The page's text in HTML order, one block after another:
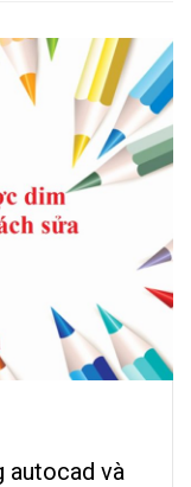
autocad và